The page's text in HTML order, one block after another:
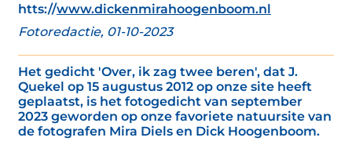
htts://www.dickenmirahoogenboom.nl
Fotoredactie, 01-10-2023
Het gedicht 'Over, ik zag twee beren', dat J.
Quekel op 15 augustus 2012 op onze site heeft
geplaatst, is het fotogedicht van september
2023 geworden op onze favoriete natuursite van
de fotografen Mira Diels en Dick Hoogenboom.